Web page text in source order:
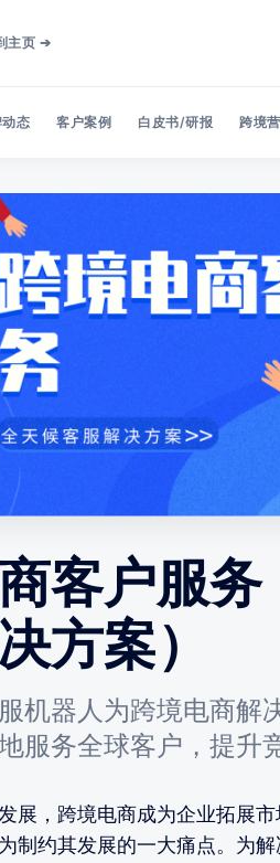
主页 ➔
态 客户案例 白皮书/研报 跨境
客户服
方案）
机器人为跨境电商解
服务全球客户，提升
展，跨境电商成为企业拓展
制约其发展的一大痛点。为